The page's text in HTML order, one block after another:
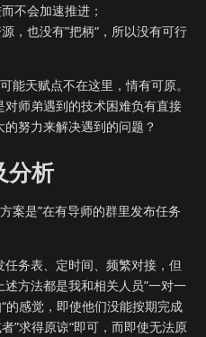
不会加速推进；
，也没有”把柄“，所以没有可行
能天赋点不在这里，情有可原。
师弟遇到的技术困难负有直接
努力来解决遇到的问题？
分析
案是”在有导师的群里发布任务
务表、定时间、频繁对接，但
方法都是我和相关人员”一对一
的感觉，即使他们没能按期完成
”求得原谅“即可，而即使无法原